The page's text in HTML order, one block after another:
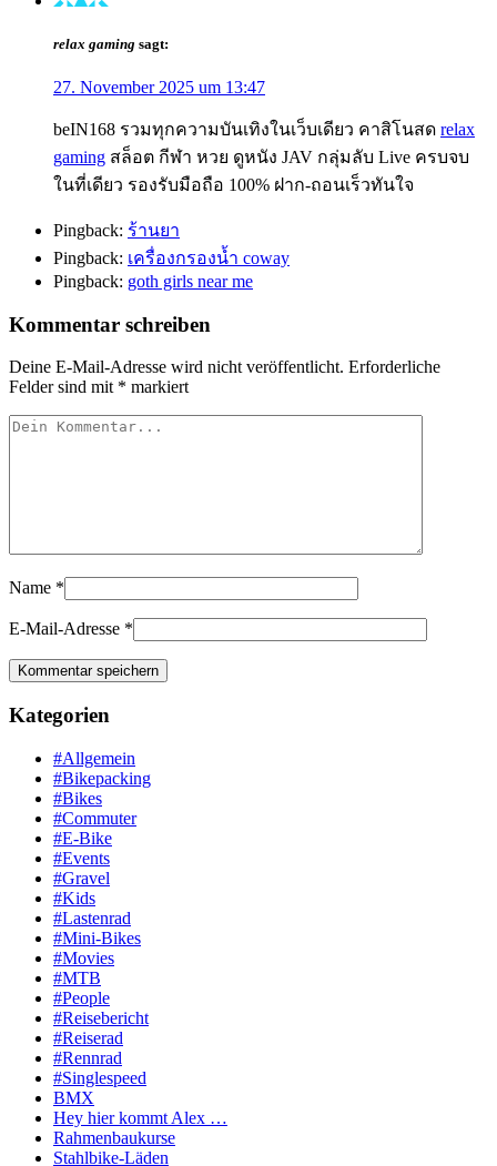
relax gaming sagt:
27. November 2025 um 13:47
beIN168 รวมทุกความบันเทิงในเว็บเดียว คาสิโนสด relax
gaming สล็อต กีฬา หวย ดูหนัง JAV กลุ่มลับ Live ครบจบ
ในที่เดียว รองรับมือถือ 100% ฝาก-ถอนเร็วทันใจ
Pingback: ร้านยา
Pingback: เครื่องกรองน้ำ coway
Pingback: goth girls near me
Kommentar schreiben
Deine E-Mail-Adresse wird nicht veröffentlicht. Erforderliche
Felder sind mit * markiert
Name *
E-Mail-Adresse *
Kategorien
#Allgemein
#Bikepacking
#Bikes
#Commuter
#E-Bike
#Events
#Gravel
#Kids
#Lastenrad
#Mini-Bikes
#Movies
#MTB
#People
#Reisebericht
#Reiserad
#Rennrad
#Singlespeed
BMX
Hey hier kommt Alex …
Rahmenbaukurse
Stahlbike-Läden